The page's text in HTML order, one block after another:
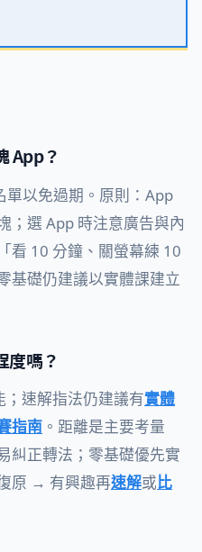
App？
單以免過期。原則：App
；選 App 時注意廣告與內
看 10 分鐘、關螢幕練 10
基礎仍建議以實體課建立
度嗎？
速解指法仍建議有實體
指南 。距離是主要考量
糾正轉法；零基礎優先實
原 → 有興趣再速解或比